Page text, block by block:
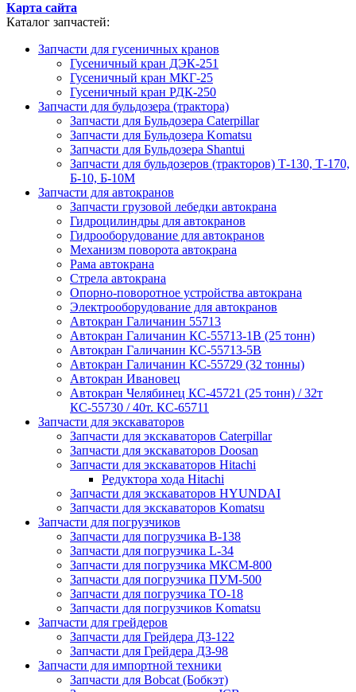
Карта сайта
Каталог запчастей:
Запчасти для гусеничных кранов
Гусеничный кран ДЭК-251
Гусеничный кран МКГ-25
Гусеничный кран РДК-250
Запчасти для бульдозера (трактора)
Запчасти для Бульдозера Caterpillar
Запчасти для Бульдозера Komatsu
Запчасти для Бульдозера Shantui
Запчасти для бульдозеров (тракторов) Т-130, Т-170,
Б-10, Б-10М
Запчасти для автокранов
Запчасти грузовой лебедки автокрана
Гидроцилиндры для автокранов
Гидрооборудование для автокранов
Механизм поворота автокрана
Рама автокрана
Стрела автокрана
Опорно-поворотное устройства автокрана
Электрооборудование для автокранов
Автокран Галичанин 55713
Автокран Галичанин КС-55713-1В (25 тонн)
Автокран Галичанин КС-55713-5В
Автокран Галичанин КС-55729 (32 тонны)
Автокран Ивановец
Автокран Челябинец КС-45721 (25 тонн) / 32т
КС-55730 / 40т. КС-65711
Запчасти для экскаваторов
Запчасти для экскаваторов Caterpillar
Запчасти для экскаваторов Doosan
Запчасти для экскаваторов Hitachi
Редуктора хода Hitachi
Запчасти для экскаваторов HYUNDAI
Запчасти для экскаваторов Komatsu
Запчасти для погрузчиков
Запчасти для погрузчика B-138
Запчасти для погрузчика L-34
Запчасти для погрузчика МКСМ-800
Запчасти для погрузчика ПУМ-500
Запчасти для погрузчика ТО-18
Запчасти для погрузчиков Komatsu
Запчасти для грейдеров
Запчасти для Грейдера ДЗ-122
Запчасти для Грейдера ДЗ-98
Запчасти для импортной техники
Запчасти для Bobcat (Бобкэт)